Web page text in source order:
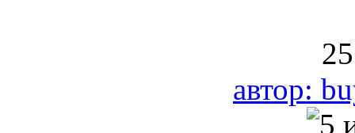
автор: